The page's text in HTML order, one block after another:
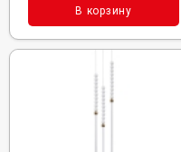
В корзину